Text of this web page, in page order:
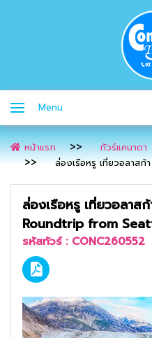
Menu
หน้าแรก
ทัวร์แคนาดา
ล่่องเรือหรู เที่ยวอลาส
ล่่องเรือหรู เที่ยวอลาส
Roundtrip from
รหัสทัวร์ : CONC260552